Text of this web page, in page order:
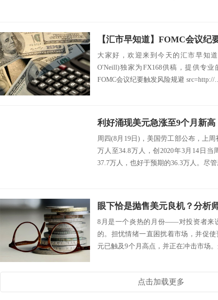
大家好，欢迎来到今天的汇市早知
O'Neill)独家为FX168供稿，提供专
FOMC会议纪要触发风险规避 src=http://
周四(8月19日)，美国劳工部公布，上
万人至34.8万人，创2020年3月14日
37.7万人，也好于预期的36.3万人。尽
8月是一个炎热的月份——对投资者来
的。担忧情绪一直困扰着市场，并促
元已触及9个月高点，并正在冲击市场
点击加载更多